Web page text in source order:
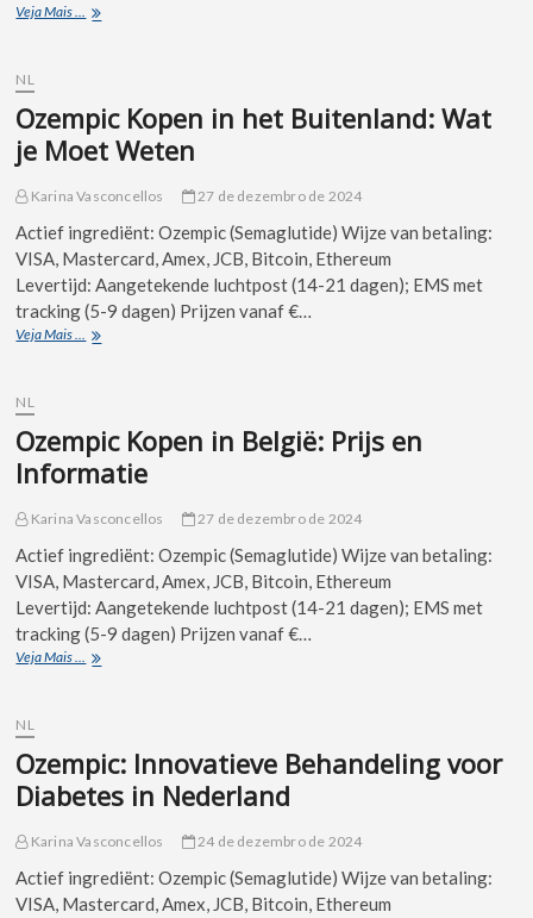
Veja Mais ...
NL
Ozempic Kopen in het Buitenland: Wat
je Moet Weten
Karina Vasconcellos 27 de dezembro de 2024
Actief ingrediënt: Ozempic (Semaglutide) Wijze van betaling:
VISA, Mastercard, Amex, JCB, Bitcoin, Ethereum
Levertijd: Aangetekende luchtpost (14-21 dagen); EMS met
tracking (5-9 dagen) Prijzen vanaf €…
Veja Mais ...
NL
Ozempic Kopen in België: Prijs en
Informatie
Karina Vasconcellos 27 de dezembro de 2024
Actief ingrediënt: Ozempic (Semaglutide) Wijze van betaling:
VISA, Mastercard, Amex, JCB, Bitcoin, Ethereum
Levertijd: Aangetekende luchtpost (14-21 dagen); EMS met
tracking (5-9 dagen) Prijzen vanaf €…
Veja Mais ...
NL
Ozempic: Innovatieve Behandeling voor
Diabetes in Nederland
Karina Vasconcellos 24 de dezembro de 2024
Actief ingrediënt: Ozempic (Semaglutide) Wijze van betaling:
VISA, Mastercard, Amex, JCB, Bitcoin, Ethereum